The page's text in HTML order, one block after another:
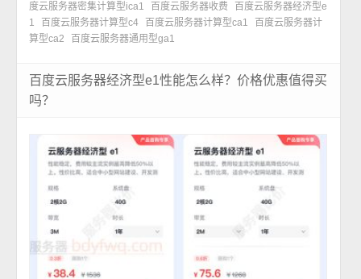
度云服务器密集计算型ica1
百度云服务器收费
百度云服务器经济型e
1
百度云服务器计算型c4 百度云服务器计算型ca1
百度云服务器计
算型ca2
百度云服务器通用型ga1
百度云服务器经济型e1性能怎么样？价格优惠值得买
吗？